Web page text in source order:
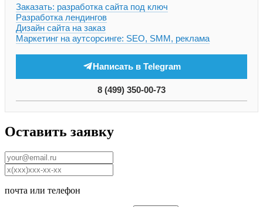
Заказать: разработка сайта под ключ
Разработка лендингов
Дизайн сайта на заказ
Маркетинг на аутсорсинге: SEO, SMM, реклама
Написать в Telegram
8 (499) 350-00-73
Оставить заявку
почта или телефон